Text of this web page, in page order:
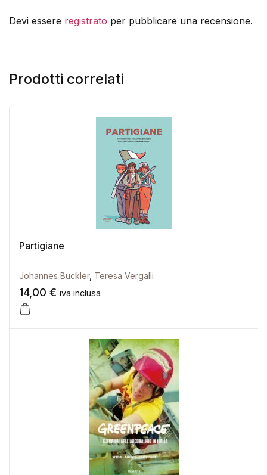
Devi essere registrato per pubblicare una recensione.
Prodotti correlati
Partigiane
Johannes Buckler, Teresa Vergalli
14,00 € iva inclusa